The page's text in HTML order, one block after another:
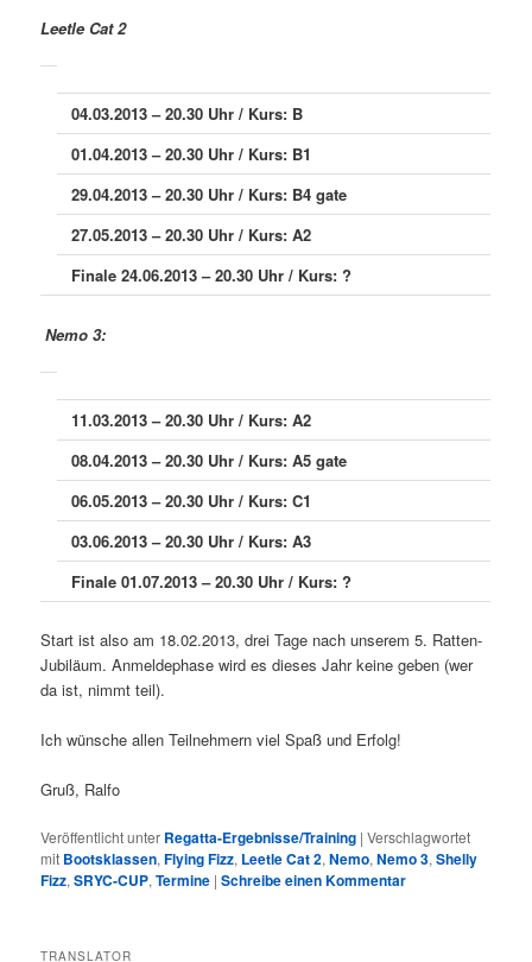
Leetle Cat 2
04.03.2013 – 20.30 Uhr / Kurs: B
01.04.2013 – 20.30 Uhr / Kurs: B1
29.04.2013 – 20.30 Uhr / Kurs: B4 gate
27.05.2013 – 20.30 Uhr / Kurs: A2
Finale 24.06.2013 – 20.30 Uhr / Kurs: ?
Nemo 3:
11.03.2013 – 20.30 Uhr / Kurs: A2
08.04.2013 – 20.30 Uhr / Kurs: A5 gate
06.05.2013 – 20.30 Uhr / Kurs: C1
03.06.2013 – 20.30 Uhr / Kurs: A3
Finale 01.07.2013 – 20.30 Uhr / Kurs: ?
Start ist also am 18.02.2013, drei Tage nach unserem 5. Ratten-
Jubiläum. Anmeldephase wird es dieses Jahr keine geben (wer
da ist, nimmt teil).
Ich wünsche allen Teilnehmern viel Spaß und Erfolg!
Gruß, Ralfo
Veröffentlicht unter Regatta-Ergebnisse/Training |Verschlagwortet
mit Bootsklassen,Flying Fizz, Leetle Cat 2,Nemo,Nemo 3,Shelly
Fizz,SRYC-CUP,Termine |Schreibe einen Kommentar
TRANSLATOR